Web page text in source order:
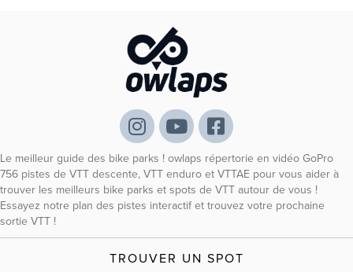
Le meilleur guide des bike parks ! owlaps répertorie en vidéo GoPro
756 pistes de VTT descente, VTT enduro et VTTAE pour vous aider à
trouver les meilleurs bike parks et spots de VTT autour de vous !
Essayez notre plan des pistes interactif et trouvez votre prochaine
sortie VTT !
TROUVER UN SPOT